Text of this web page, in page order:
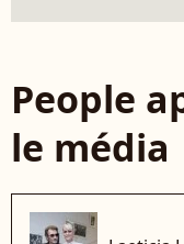
People
le média